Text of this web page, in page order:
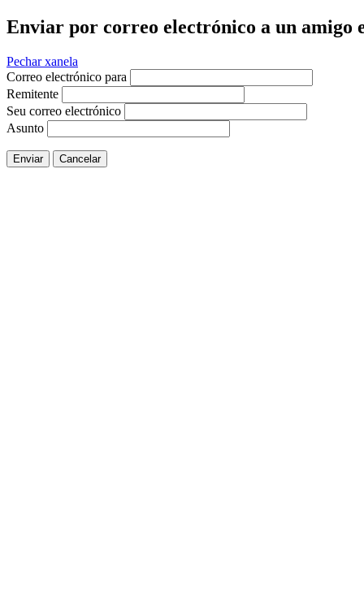
Enviar por correo electrónico a un amigo
Pechar xanela
Correo electrónico para
Remitente
Seu correo electrónico
Asunto
Enviar Cancelar